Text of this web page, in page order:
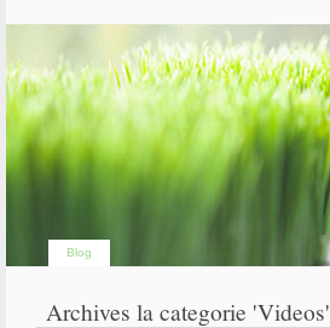
Blog
Archives la categorie 'Videos'